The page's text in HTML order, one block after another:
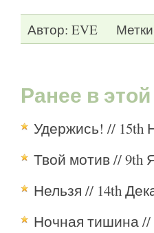
Автор: EVE
Ранее в
Удержись! // 15th
Твой мотив// 9th
Нельзя // 14th
Ночная тишина//